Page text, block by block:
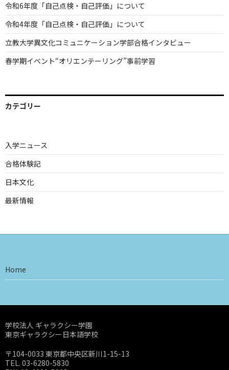
令和6年度「自己点検・自己評価」について
令和4年度「自己点検・自己評価」について
立教大学異文化コミュニケーション学部合格インタビュー
春学期イベント“オリエンテーリング”事前学習
カテゴリー
入学ニュース
合格体験記
日本文化
最新情報
Home
学校法人 ギャラクシー学園
東京ギャラクシー日本語学校
〒104-0033 東京都中央区新川1-15-13
TEL. 03-6280-5830